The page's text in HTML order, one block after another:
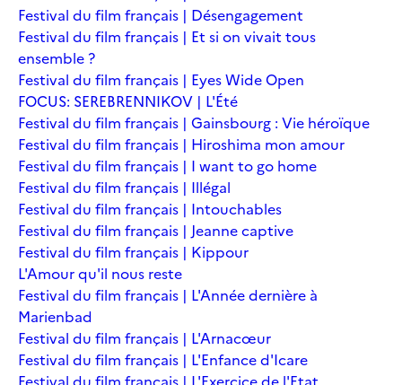
Festival du film français | Désengagement
Festival du film français | Et si on vivait tous
ensemble ?
Festival du film français | Eyes Wide Open
FOCUS: SEREBRENNIKOV | L'Été
Festival du film français | Gainsbourg : Vie héroïque
Festival du film français | Hiroshima mon amour
Festival du film français | I want to go home
Festival du film français | Illégal
Festival du film français | Intouchables
Festival du film français | Jeanne captive
Festival du film français | Kippour
L'Amour qu'il nous reste
Festival du film français | L'Année dernière à
Marienbad
Festival du film français | L'Arnacœur
Festival du film français | L'Enfance d'Icare